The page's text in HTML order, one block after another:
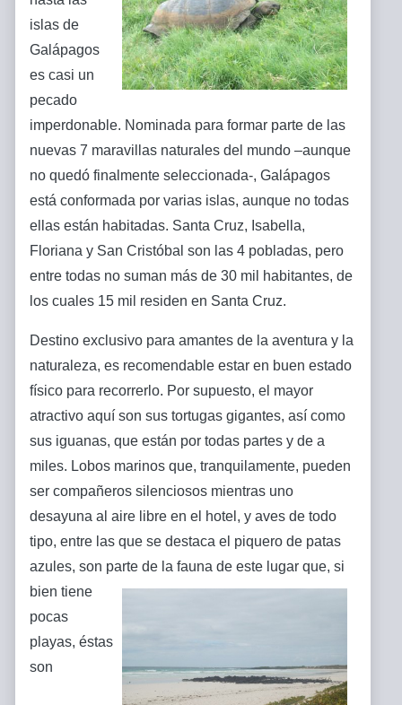
islas de
Galápagos
es casi un
pecado
imperdonable. Nominada para formar parte de las
nuevas 7 maravillas naturales del mundo –aunque
no quedó finalmente seleccionada-, Galápagos
está conformada por varias islas, aunque no todas
ellas están habitadas. Santa Cruz, Isabella,
Floriana y San Cristóbal son las 4 pobladas, pero
entre todas no suman más de 30 mil habitantes, de
los cuales 15 mil residen en Santa Cruz.
Destino exclusivo para amantes de la aventura y la
naturaleza, es recomendable estar en buen estado
físico para recorrerlo. Por supuesto, el mayor
atractivo aquí son sus tortugas gigantes, así como
sus iguanas, que están por todas partes y de a
miles. Lobos marinos que, tranquilamente, pueden
ser compañeros silenciosos mientras uno
desayuna al aire libre en el hotel, y aves de todo
tipo, entre las que se destaca el piquero de patas
azules, son parte de la fauna de este lugar que, si
bien tiene
pocas
playas, éstas
son